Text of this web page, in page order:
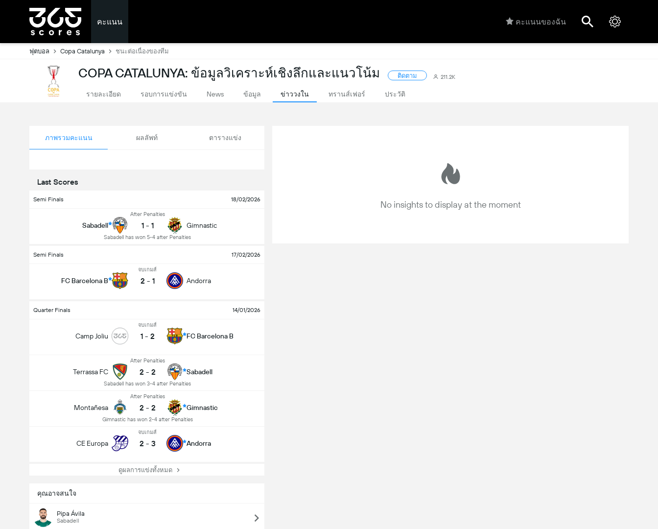
คะแนน คะแนนของฉัน
ฟุตบอล Copa Catalunya ชนะต่อเนื่องของทีม
COPA CATALUNYA: ข้อมูลวิเคราะห์เชิงลึกและแนวโน้ม ติดตาม 211.2K
รายละเอียด รอบการแข่งขัน News ข้อมูล ข่าววงใน ทรานส์เฟอร์ ประวัติ
ภาพรวมคะแนน ผลลัพท์ ตารางแข่ง
Last Scores
Semi Finals 18/02/2026
Sabadell
After Penalties
1 - 1
Sabadell has won 5-4 after Penalties
Gimnastic
Semi Finals 17/02/2026
FC Barcelona B
จบเกมส์
2 - 1 Andorra
Quarter Finals 14/01/2026
Camp Joliu
จบเกมส์
1 - 2 FC Barcelona B
Terrassa FC
After Penalties
2 - 2
Sabadell has won 3-4 after Penalties
Sabadell
Montañesa
After Penalties
2 - 2
Gimnastic has won 2-4 after Penalties
Gimnastic
CE Europa
จบเกมส์
2 - 3 Andorra
ดูผลการแข่งทั้งหมด
คุณอาจสนใจ
Pipa Ávila
Sabadell
No insights to display at the moment